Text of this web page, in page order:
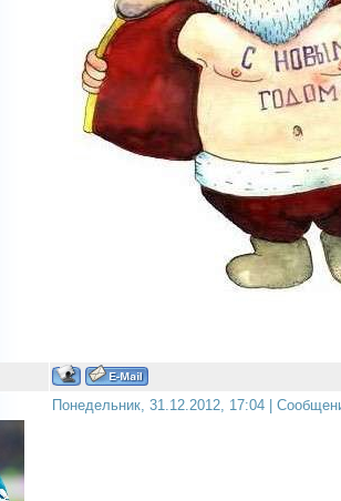
Понедельник, 31.12.2012, 17:04 |